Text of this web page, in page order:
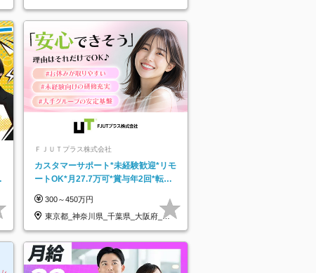
ＦＪＵＴプラス株式会社
カスタマーサポート*未経験歓迎*リモ
ートOK*月27.7万可*賞与年2回*転勤
300～450万円
東京都_神奈川県_千葉県_大阪府_愛
知県…